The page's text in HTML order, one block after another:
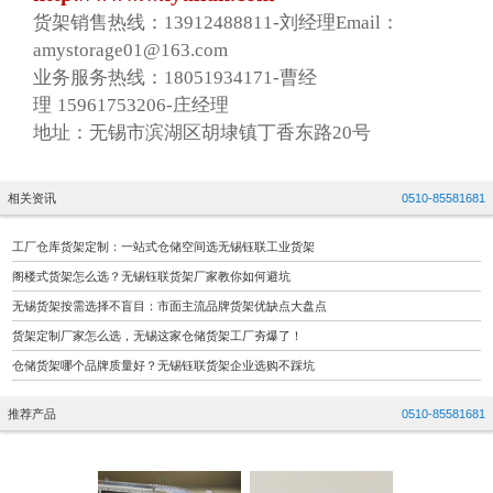
货架销售热线：13912488811-刘经理Email：
amystorage01@163.com
业务服务热线：18051934171-曹经
理 15961753206-庄经理
地址：无锡市滨湖区胡埭镇丁香东路20号
相关资讯 0510-85581681
工厂仓库货架定制：一站式仓储空间选无锡钰联工业货架
阁楼式货架怎么选？无锡钰联货架厂家教你如何避坑
无锡货架按需选择不盲目：市面主流品牌货架优缺点大盘点
货架定制厂家怎么选，无锡这家仓储货架工厂夯爆了！
仓储货架哪个品牌质量好？无锡钰联货架企业选购不踩坑
推荐产品 0510-85581681